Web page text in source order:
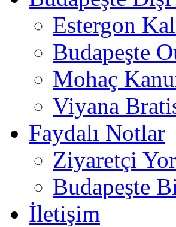
Estergon
Budapeşte
Mohaç
Viyana
Faydalı Notlar
Ziyaretçi
Budapeşte
İletişim